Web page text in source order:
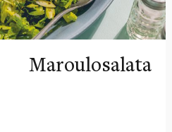
Maroulosalata